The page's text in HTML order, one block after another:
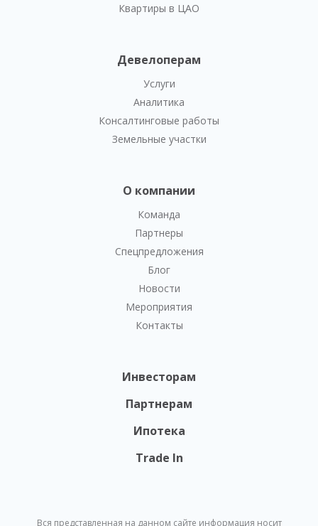
Квартиры в ЦАО
Девелоперам
Услуги
Аналитика
Консалтинговые работы
Земельные участки
О компании
Команда
Партнеры
Спецпредложения
Блог
Новости
Мероприятия
Контакты
Инвесторам
Партнерам
Ипотека
Trade In
Вся представленная на данном сайте информация носит